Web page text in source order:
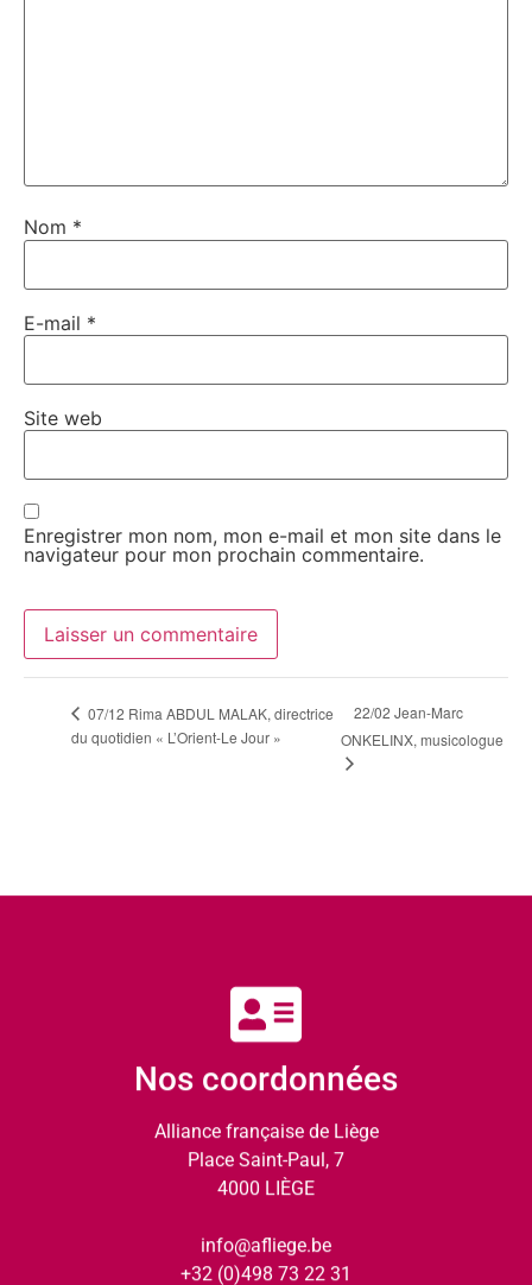
Nom *
E-mail *
Site web
Enregistrer mon nom, mon e-mail et mon site dans le
navigateur pour mon prochain commentaire.
07/12 Rima ABDUL MALAK, directrice
du quotidien « L’Orient-Le Jour »
22/02 Jean-Marc
ONKELINX, musicologue
Nos coordonnées
Alliance française de Liège
Place Saint-Paul, 7
4000 LIÈGE
info@afliege.be
+32 (0)498 73 22 31